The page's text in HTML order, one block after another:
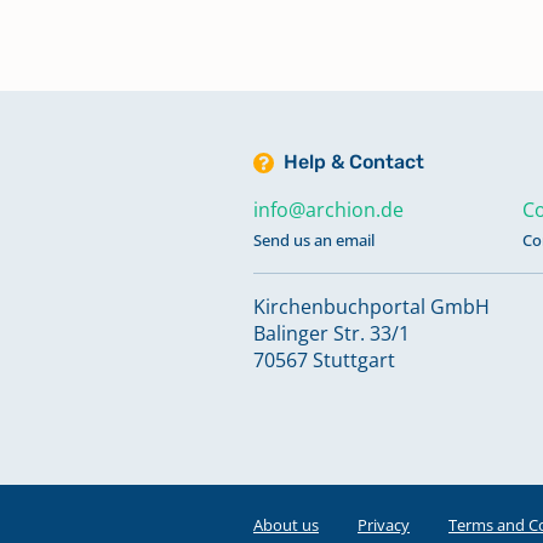
Help & Contact
info@archion.de
Send us an email
Kirchenbuchportal GmbH
Balinger Str. 33/1
70567 Stuttgart
About us Privacy Terms and